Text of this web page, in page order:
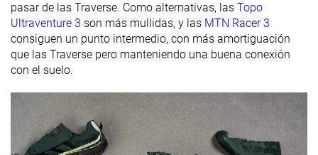
Altura de la
suela en la
zona del talón
laboratorio
Altura de la
suela en la
zona del talón
marca
30.8 mm 32.8 mm 33.5 mm
Antepié
26.0 mm 24.5 mm
pasar de las Traverse. Como alternativas, las Topo
Ultraventure 3 son más mullidas, y las MTN Racer 3
consiguen un punto intermedio, con más amortiguación
que las Traverse pero manteniendo una buena conexión
con el suelo.